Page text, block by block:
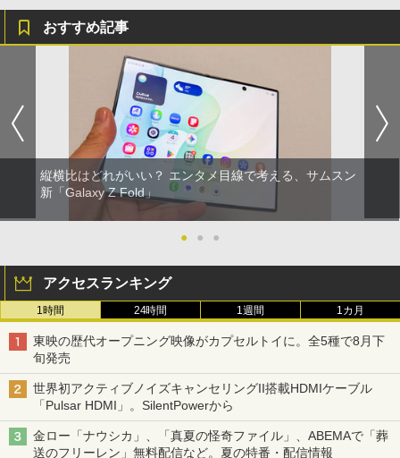
おすすめ記事
縦横比はどれがいい？ エンタメ目線で考える、サムスン
新「Galaxy Z Fold」
● ● ●
アクセスランキング
1時間 24時間 1週間 1カ月
東映の歴代オープニング映像がカプセルトイに。全5種で8月下
旬発売
世界初アクティブノイズキャンセリングII搭載HDMIケーブル
「Pulsar HDMI」。SilentPowerから
金ロー「ナウシカ」、「真夏の怪奇ファイル」、ABEMAで「葬
送のフリーレン」無料配信など。夏の特番・配信情報